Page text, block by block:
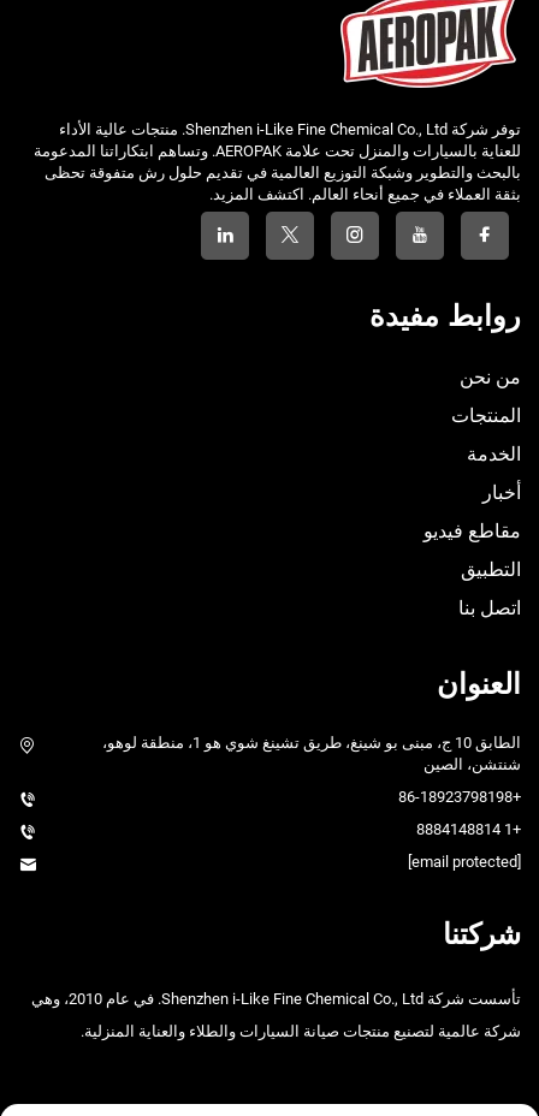
توفر شركة Shenzhen i-Like Fine Chemical Co., Ltd. منتجات عالية الأداء
للعناية بالسيارات والمنزل تحت علامة AEROPAK. وتساهم ابتكاراتنا المدعومة
بالبحث والتطوير وشبكة التوزيع العالمية في تقديم حلول رش متفوقة تحظى
بثقة العملاء في جميع أنحاء العالم. اكتشف المزيد.
روابط مفيدة
من نحن
المنتجات
الخدمة
أخبار
مقاطع فيديو
التطبيق
اتصل بنا
العنوان
الطابق 10 ج، مبنى بو شينغ، طريق تشينغ شوي هو 1، منطقة لوهو،
شنتشن، الصين
+86-18923798198
+1 8884148814
شركتنا
تأسست شركة Shenzhen i-Like Fine Chemical Co., Ltd. في عام 2010، وهي
شركة عالمية لتصنيع منتجات صيانة السيارات والطلاء والعناية المنزلية.